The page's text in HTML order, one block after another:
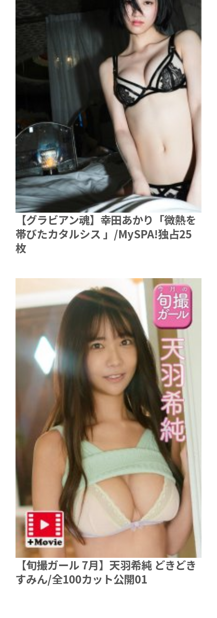
【グラビアン魂】幸田あかり「微熱を
帯びたカタルシス 」/MySPA!独占25
枚
【旬撮ガール 7月】天羽希純 どきどき
すみん/全100カット公開01